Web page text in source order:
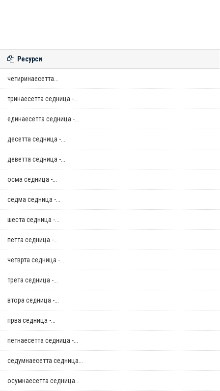
Ресурси
четиринаесетта...
тринаесетта седница -...
единаесетта седница -...
десетта седница -...
деветта седница -...
осма седница -...
седма седница -...
шеста седница -...
петта седница -...
четврта седница -...
трета седница -...
втора седница -...
прва седница -...
петнаесетта седница -...
седумнаесетта седница...
осумнaесетта седница...